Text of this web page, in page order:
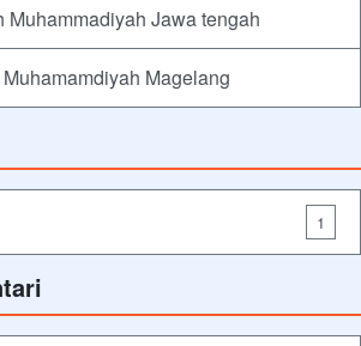
Muhammadiyah Jawa tengah
Magelang
1